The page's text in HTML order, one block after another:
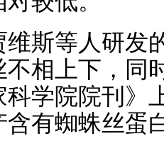
等人研发
相上下，同
学院院刊》
含有蜘蛛丝蛋